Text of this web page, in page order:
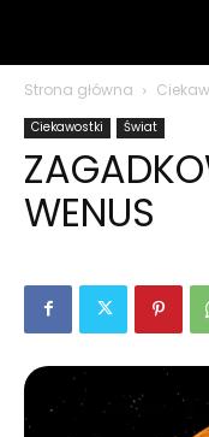
Strona główna
Ciekawostki Świat
WENUS